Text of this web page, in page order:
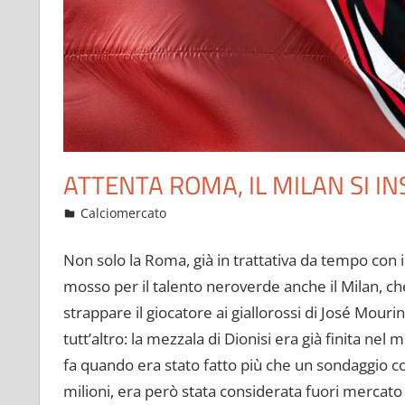
ATTENTA ROMA, IL MILAN SI
Dicembre 29, 2022
admin
Calciomercato
Non solo la Roma, già in trattativa da tempo
mosso per il talento neroverde anche il Milan,
strappare il giocatore ai giallorossi di José
tutt’altro: la mezzala di Dionisi era già finita nel
fa quando era stato fatto più che un sondaggio
milioni, era però stata considerata fuori